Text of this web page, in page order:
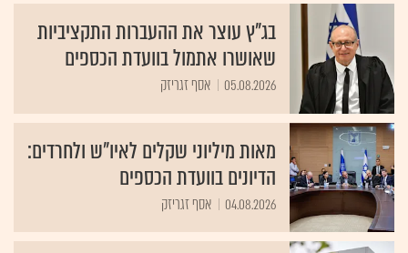
בג"ץ עוצר את ההעברות התקציביות
שאושרו אתמול בוועדת הכספים
05.08.2026 אסף זגריזק
מאות מיליוני שקלים לאיו"ש ולחרדים:
הדיונים בוועדת הכספים
04.08.2026 אסף זגריזק